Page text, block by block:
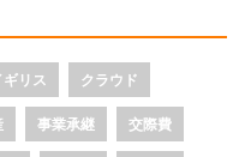
ギリス クラウド
事業承継 交際費